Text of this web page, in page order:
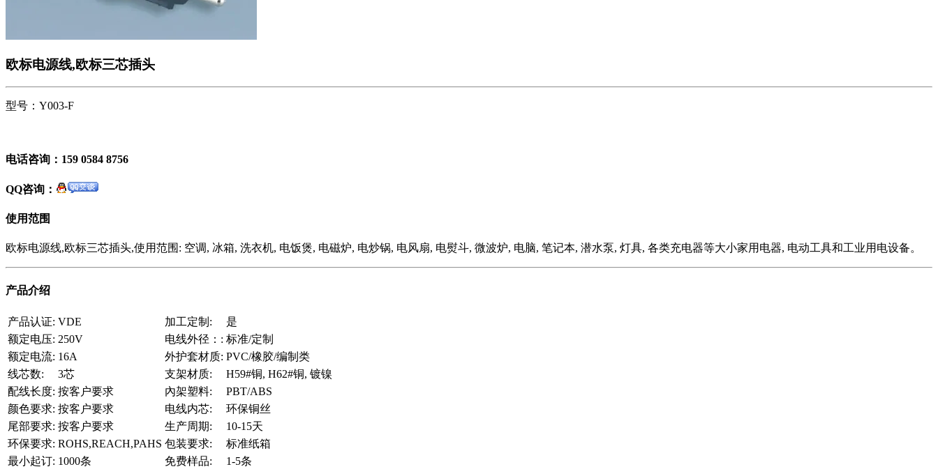
欧标电源线,欧标三芯插头
型号：Y003-F
电话咨询：159 0584 8756
QQ咨询：
使用范围
欧标电源线,欧标三芯插头,使用范围: 空调, 冰箱, 洗衣机, 电饭煲, 电磁炉, 电炒锅, 电风扇, 电熨斗, 微波炉, 电脑, 笔记本, 潜水泵, 灯具, 各类充电器等大小家用电器, 电动工具和工业用电设备。
产品介绍
产品认证: VDE 加工定制:
是
额定电压: 250V 电线外径：: 标准/定制
额定电流: 16A 外护套材质: PVC/橡胶/编制类
线芯数:
3芯 支架材质:
H59#铜, H62#铜, 镀镍
配线长度: 按客户要求 內架塑料:
PBT/ABS
颜色要求: 按客户要求 电线内芯:
环保铜丝
尾部要求: 按客户要求 生产周期:
10-15天
环保要求: ROHS,REACH,PAHS 包装要求:
标准纸箱
最小起订: 1000条 免费样品: 1-5条